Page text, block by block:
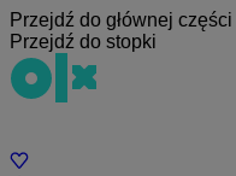
Przejdź do głównej części
Przejdź do stopki